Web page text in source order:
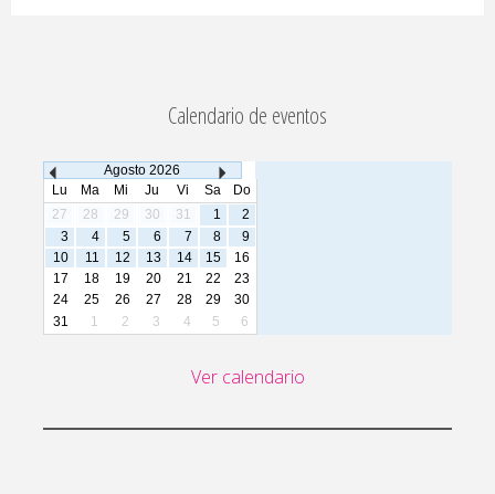
Calendario de eventos
Agosto 2026
Lu
Ma Mi Ju Vi Sa
Do
27
28 29 30 31 1
2
3
4 5 6 7 8
9
10
11 12 13 14 15
16
17
18 19 20 21 22
23
24
25 26 27 28 29
30
31
1 2 3 4 5 6
Ver calendario